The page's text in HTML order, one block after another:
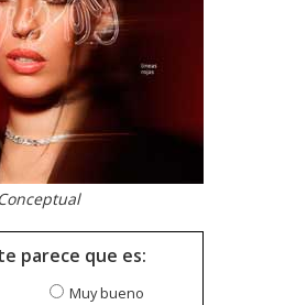
Conceptual
parece que es:
Muy bueno